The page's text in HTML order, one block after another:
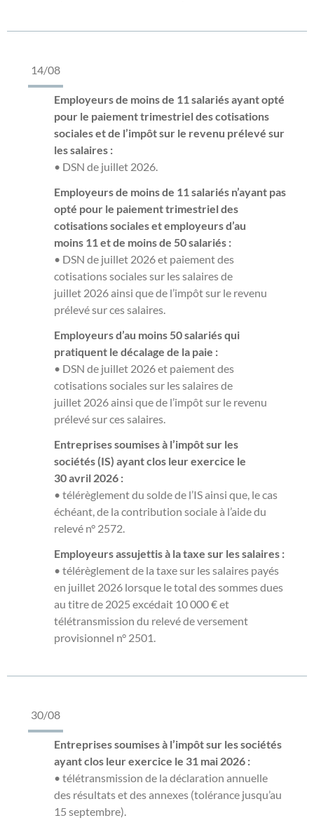
14/08
Employeurs de moins de 11 salariés ayant opté
pour le paiement trimestriel des cotisations
sociales et de l’impôt sur le revenu prélevé sur
les salaires :
• DSN de juillet 2026.
Employeurs de moins de 11 salariés n’ayant pas
opté pour le paiement trimestriel des
cotisations sociales et employeurs d’au
moins 11 et de moins de 50 salariés :
• DSN de juillet 2026 et paiement des
cotisations sociales sur les salaires de
juillet 2026 ainsi que de l’impôt sur le revenu
prélevé sur ces salaires.
Employeurs d’au moins 50 salariés qui
pratiquent le décalage de la paie :
• DSN de juillet 2026 et paiement des
cotisations sociales sur les salaires de
juillet 2026 ainsi que de l’impôt sur le revenu
prélevé sur ces salaires.
Entreprises soumises à l’impôt sur les
sociétés (IS) ayant clos leur exercice le
30 avril 2026 :
• télérèglement du solde de l’IS ainsi que, le cas
échéant, de la contribution sociale à l’aide du
relevé n° 2572.
Employeurs assujettis à la taxe sur les salaires :
• télérèglement de la taxe sur les salaires payés
en juillet 2026 lorsque le total des sommes dues
au titre de 2025 excédait 10 000 € et
télétransmission du relevé de versement
provisionnel n° 2501.
30/08
Entreprises soumises à l’impôt sur les sociétés
ayant clos leur exercice le 31 mai 2026 :
• télétransmission de la déclaration annuelle
des résultats et des annexes (tolérance jusqu’au
15 septembre).